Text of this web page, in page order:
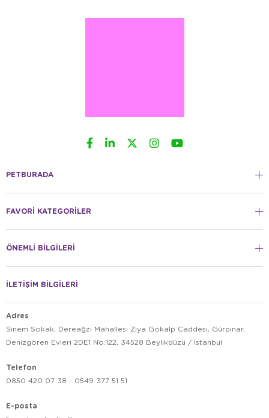
PETBURADA
FAVORİ KATEGORİLER
ÖNEMLİ BİLGİLERİ
İLETİŞİM BİLGİLERİ
Adres
Sinem Sokak, Dereağzı Mahallesi Ziya Gökalp Caddesi, Gürpınar,
Denizgören Evleri 2DE1 No:122, 34528 Beylikdüzü / İstanbul
Telefon
0850 420 07 38 - 0549 377 51 51
E-posta